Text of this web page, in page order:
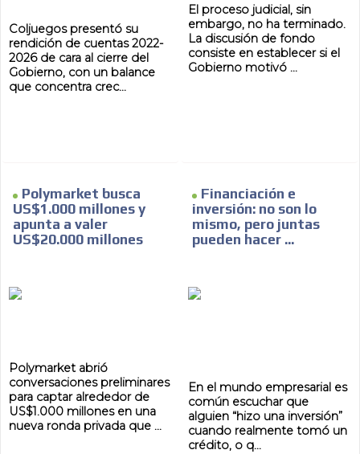
Coljuegos presentó su
rendición de cuentas 2022-
2026 de cara al cierre del
Gobierno, con un balance
que concentra crec...
El proceso judicial, sin
embargo, no ha terminado.
La discusión de fondo
consiste en establecer si el
Gobierno motivó ...
Polymarket busca
US$1.000 millones y
apunta a valer
US$20.000 millones
Polymarket abrió
conversaciones preliminares
para captar alrededor de
US$1.000 millones en una
nueva ronda privada que ...
Financiación e
inversión: no son lo
mismo, pero juntas
pueden hacer ...
En el mundo empresarial es
común escuchar que
alguien “hizo una inversión”
cuando realmente tomó un
crédito, o q...